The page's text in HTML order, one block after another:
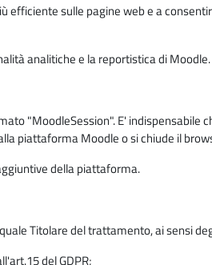
sulle pagine web e a
analitiche e la reportistica di Moodle.
"MoodleSession". E'
piattaforma Moodle o si chiude il
della piattaforma.
Titolare del trattamento, ai sensi
del GDPR;